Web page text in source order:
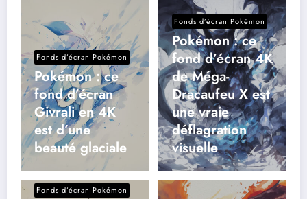
Fonds d’écran Pokémon
Pokémon : ce
fond d’écran
Givrali en 4K
est d’une
beauté glaciale
Fonds d’écran Pokémon
Pokémon : ce
fond d’écran 4K
de Méga-
Dracaufeu X est
une vraie
déflagration
visuelle
Fonds d’écran Pokémon